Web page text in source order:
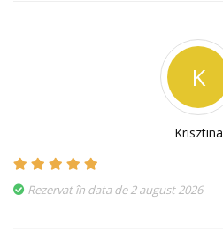
K
Krisztina
Rezervat în data de 2 august 2026